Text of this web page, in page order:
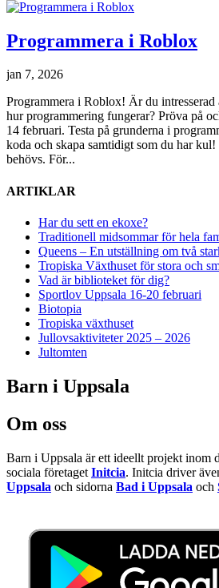
Programmera i Roblox
jan 7, 2026
Programmera i Roblox! Är du
hur programmering fungerar? Pröva på
14 februari. Testa på grunderna i
koda och skapa samtidigt som du har
behövs. För...
ARTIKLAR
Har du sett en ekoxe?
Traditionell midsommar för hela
Queens – En utställning om två
Tropiska Växthuset för stora och
Vad är biblioteket för dig?
Sportlov Uppsala 16-20 februari
Biotopia
Tropiska växthuset
Jullovsaktiviteter 2025 – 2026
Jultomten
Barn i Uppsala
Om oss
Barn i Uppsala är ett ideellt projekt inom
sociala företaget Initcia. Initcia driver
Uppsala och sidorna Bad i Uppsala och